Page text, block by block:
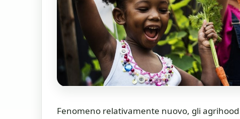
Fenomeno relativamente nuovo, gli